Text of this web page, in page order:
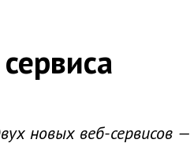
новых веб-сервисов —